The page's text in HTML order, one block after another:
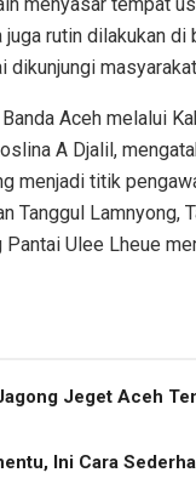
menyasar tempat
juga rutin dilakukan
dikunjungi
Aceh melalui
A Djalil,
menjadi titik
Tanggul Lamnyong,
Pantai Ulee Lheue
Jeget Aceh
Ini Cara